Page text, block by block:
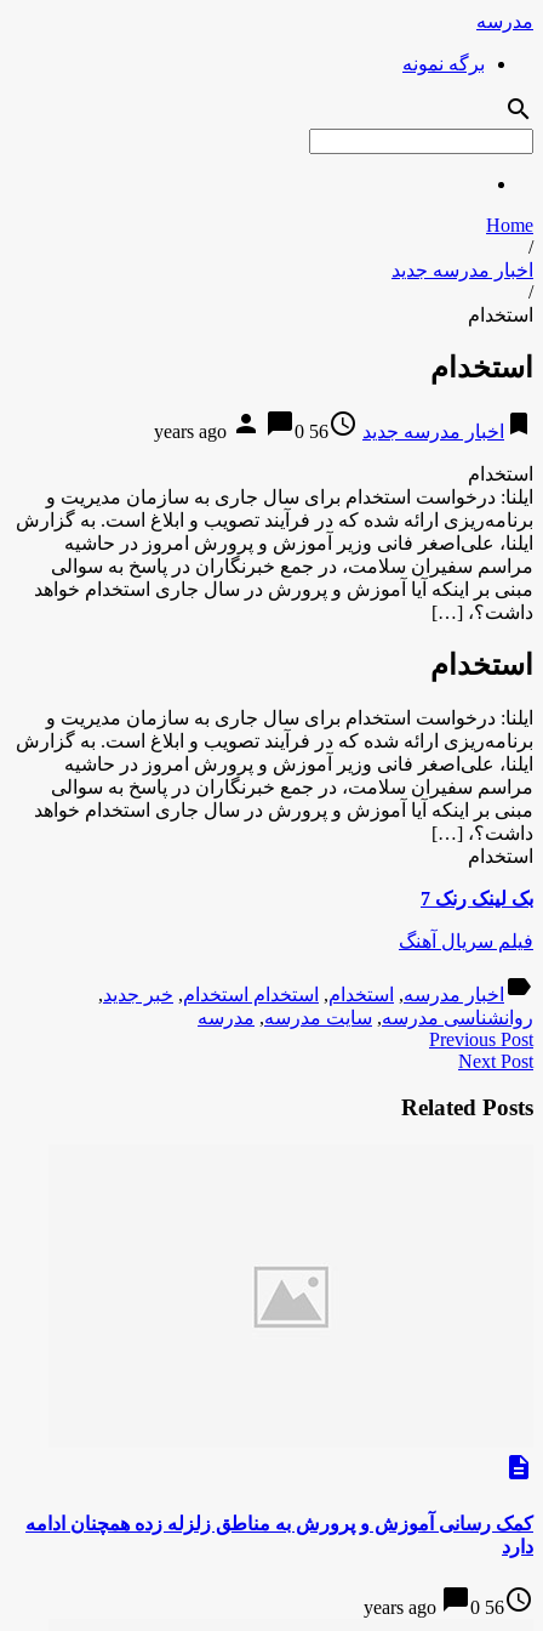
مدرسه
برگه نمونه
search
Home
/
اخبار مدرسه جدید
/
استخدام
استخدام
bookmark اخبار مدرسه جدید access_time
56 years ago
person chat_bubble0
استخدام
ایلنا: درخواست استخدام برای سال جاری به سازمان مدیریت و
برنامه‌ریزی ارائه شده که در فرآیند تصویب و ابلاغ است. به گزارش
ایلنا، علی‌اصغر فانی وزیر آموزش و پرورش امروز در حاشیه
مراسم سفیران سلامت، در جمع خبرنگاران در پاسخ به سوالی
مبنی بر اینکه آیا آموزش و پرورش در سال جاری استخدام خواهد
داشت؟، […]
استخدام
ایلنا: درخواست استخدام برای سال جاری به سازمان مدیریت و
برنامه‌ریزی ارائه شده که در فرآیند تصویب و ابلاغ است. به گزارش
ایلنا، علی‌اصغر فانی وزیر آموزش و پرورش امروز در حاشیه
مراسم سفیران سلامت، در جمع خبرنگاران در پاسخ به سوالی
مبنی بر اینکه آیا آموزش و پرورش در سال جاری استخدام خواهد
داشت؟، […]
استخدام
بک لینک رنک 7
فیلم سریال آهنگ
label اخبار مدرسه, استخدام, استخدام استخدام, خبر جدید,
روانشناسی مدرسه, سایت مدرسه, مدرسه
Previous Post
Next Post
Related Posts
description
کمک رسانی آموزش و پرورش به مناطق زلزله زده همچنان ادامه
دارد
access_time
56 years ago
chat_bubble0